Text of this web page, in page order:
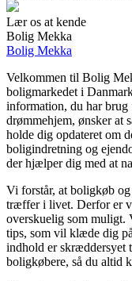
Lær os at kende
Bolig Mekka
Bolig Mekka
Velkommen til Bolig
boligmarkedet i
information, du har brug
drømmehjem, ønsker
holde dig opdateret om
boligindretning og
der hjælper dig med at
Vi forstår, at boligkøb og
træffer i livet. Derfor er
overskuelig som muligt.
tips, som vil klæde dig
indhold er skræddersyet
boligkøbere, så du altid